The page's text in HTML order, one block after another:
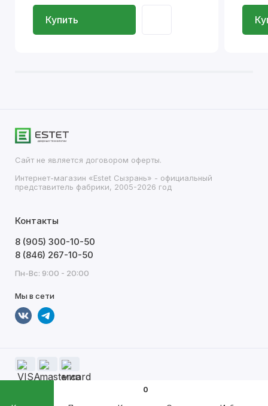
0
Купить
Сайт не является договором оферты.
Интернет-магазин «Estet Сызрань» - официальный
представитель фабрики, 2005-2026 год
Контакты
8 (905) 300-10-50
8 (846) 267-10-50
Пн-Вс: 9:00 - 20:00
Мы в сети